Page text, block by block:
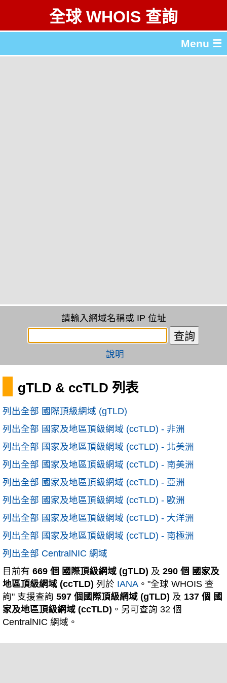
全球 WHOIS 查詢
Menu ☰
請輸入網域名稱或 IP 位址
說明
gTLD & ccTLD 列表
列出全部 國際頂級網域 (gTLD)
列出全部 國家及地區頂級網域 (ccTLD) - 非洲
列出全部 國家及地區頂級網域 (ccTLD) - 北美洲
列出全部 國家及地區頂級網域 (ccTLD) - 南美洲
列出全部 國家及地區頂級網域 (ccTLD) - 亞洲
列出全部 國家及地區頂級網域 (ccTLD) - 歐洲
列出全部 國家及地區頂級網域 (ccTLD) - 大洋洲
列出全部 國家及地區頂級網域 (ccTLD) - 南極洲
列出全部 CentralNIC 網域
目前有 669 個 國際頂級網域 (gTLD) 及 290 個 國家及
地區頂級網域 (ccTLD) 列於 IANA 。"全球 WHOIS 查
詢" 支援查詢 597 個國際頂級網域 (gTLD) 及 137 個 國
家及地區頂級網域 (ccTLD) 。另可查詢 32 個
CentralNIC 網域。